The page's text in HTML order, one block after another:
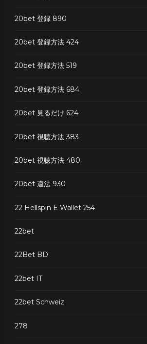
20bet 登録 890
20bet 登録方法 424
20bet 登録方法 519
20bet 登録方法 684
20bet 見るだけ 624
20bet 視聴方法 383
20bet 視聴方法 480
20bet 違法 930
22 Hellspin E Wallet 254
22bet
22Bet BD
22bet IT
22bet Schweiz
278